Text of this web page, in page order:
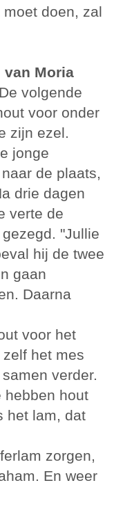
doen, zal
van Moria
volgende
voor onder
zijn ezel.
jonge
de plaats,
drie dagen
verte de
"Jullie
hij de twee
gaan
Daarna
voor het
het mes
verder.
hebben hout
het lam, dat
zorgen,
En weer